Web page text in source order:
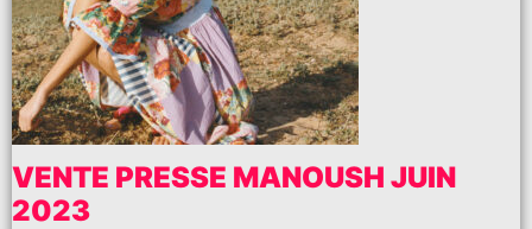
VENTE PRESSE MANOUSH JUIN
2023